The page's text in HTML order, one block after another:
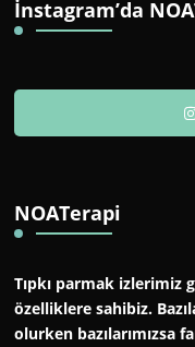
İnstagram’da
NOATerapi
Tıpkı parmak
özelliklere sahibiz.
olurken bazılarımızsa